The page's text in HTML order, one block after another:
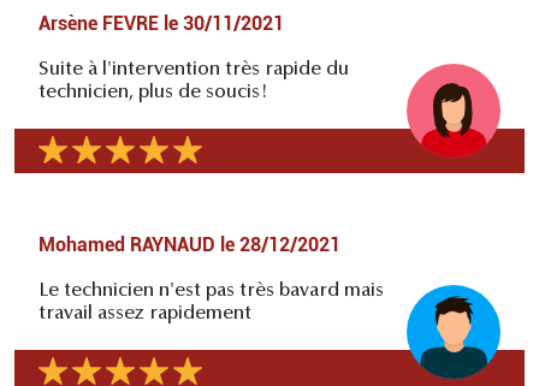
Arsène FEVRE le 30/11/2021
Suite à l'intervention très rapide du
technicien, plus de soucis!
Mohamed RAYNAUD le 28/12/2021
Le technicien n'est pas très bavard mais
travail assez rapidement